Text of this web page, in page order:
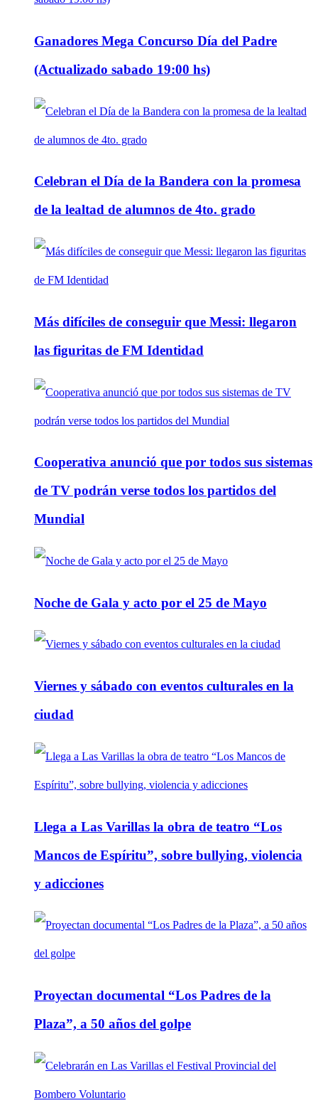
Ganadores Mega Concurso Día del Padre
(Actualizado sabado 19:00 hs)
Celebran el Día de la Bandera con la promesa
de la lealtad de alumnos de 4to. grado
Más difíciles de conseguir que Messi: llegaron
las figuritas de FM Identidad
Cooperativa anunció que por todos sus sistemas
de TV podrán verse todos los partidos del
Mundial
Noche de Gala y acto por el 25 de Mayo
Viernes y sábado con eventos culturales en la
ciudad
Llega a Las Varillas la obra de teatro “Los
Mancos de Espíritu”, sobre bullying, violencia
y adicciones
Proyectan documental “Los Padres de la
Plaza”, a 50 años del golpe